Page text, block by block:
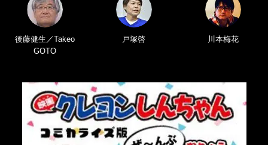
後藤健生／Takeo
GOTO
戸塚啓 川本梅花